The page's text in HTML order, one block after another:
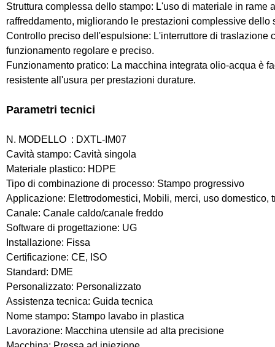
Struttura complessa dello stampo: L'uso di materiale in
raffreddamento, migliorando le prestazioni complessive dello
Controllo preciso dell'espulsione: L'interruttore di
funzionamento regolare e preciso.
Funzionamento pratico: La macchina integrata olio-acqua è
resistente all'usura per prestazioni durature.
Parametri tecnici
N. MODELLO : DXTL-IM07
Cavità stampo: Cavità singola
Materiale plastico: HDPE
Tipo di combinazione di processo: Stampo progressivo
Applicazione: Elettrodomestici, Mobili, merci, uso domestico,
Canale: Canale caldo/canale freddo
Software di progettazione: UG
Installazione: Fissa
Certificazione: CE, ISO
Standard: DME
Personalizzato: Personalizzato
Assistenza tecnica: Guida tecnica
Nome stampo: Stampo lavabo in plastica
Lavorazione: Macchina utensile ad alta precisione